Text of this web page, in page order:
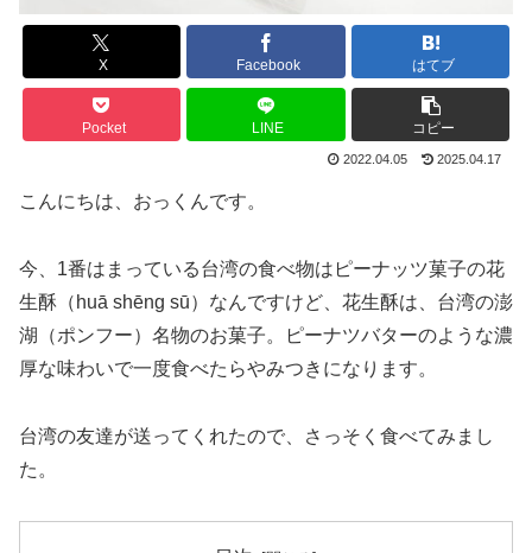
X Facebook はてブ
Pocket LINE コピー
2022.04.05 2025.04.17
こんにちは、おっくんです。
今、1番はまっている台湾の食べ物はピーナッツ菓子の花
生酥（huā shēng sū）なんですけど、花生酥は、台湾の澎
湖（ポンフー）名物のお菓子。ピーナツバターのような濃
厚な味わいで一度食べたらやみつきになります。
台湾の友達が送ってくれたので、さっそく食べてみまし
た。